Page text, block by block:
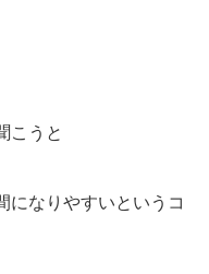
こうと
になりやすいというコ